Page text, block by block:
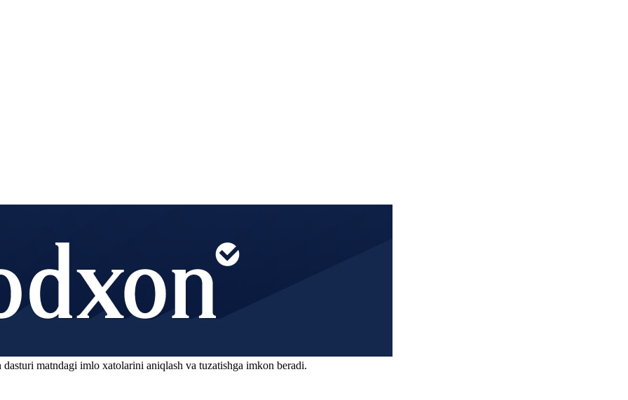
matndagi imlo xatolarini aniqlash va tuzatishga imkon beradi.